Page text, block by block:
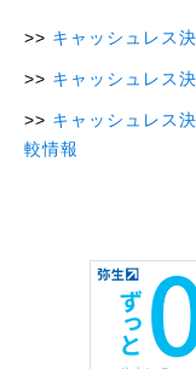
キャッシュレス
キャッシュレス
キャッシュレス
較情報